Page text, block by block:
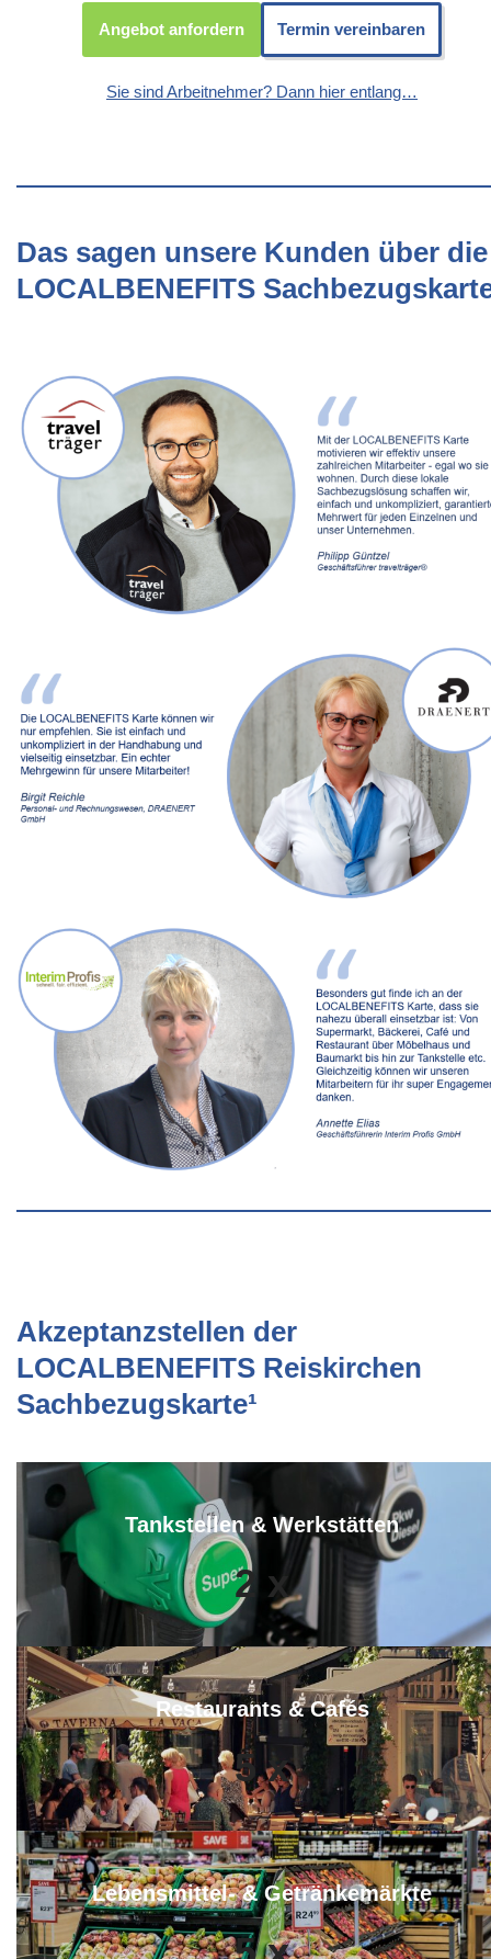
Angebot anfordern Termin vereinbaren
Sie sind Arbeitnehmer? Dann hier entlang…
Das sagen unsere Kunden über die
LOCALBENEFITS
Akzeptanzstellen der
LOCALBENEFITS Reiskirchen
Sachbezugskarte¹
Tankstellen & Werkstätten
2 x
Restaurants & Cafés
5 x
Lebensmittel- & Getränkemärkte